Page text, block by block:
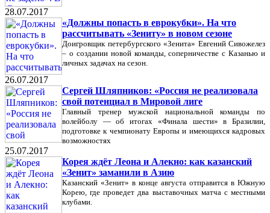
28.07.2017
«Должны попасть в еврокубки». На что
рассчитывать «Зениту» в новом сезоне
Доигровщик петербургского «Зенита» Евгений Сивожелез
– о создании новой команды, соперничестве с Казанью и
личных задачах на сезон.
26.07.2017
Сергей Шляпников: «Россия не реализовала
свой потенциал в Мировой лиге
Главный тренер мужской национальной команды по
волейболу — об итогах «Финала шести» в Бразилии,
подготовке к чемпионату Европы и имеющихся кадровых
возможностях
25.07.2017
Корея ждёт Леона и Алекно: как казанский
«Зенит» заманили в Азию
Казанский «Зенит» в конце августа отправится в Южную
Корею, где проведет два выставочных матча с местными
клубами.